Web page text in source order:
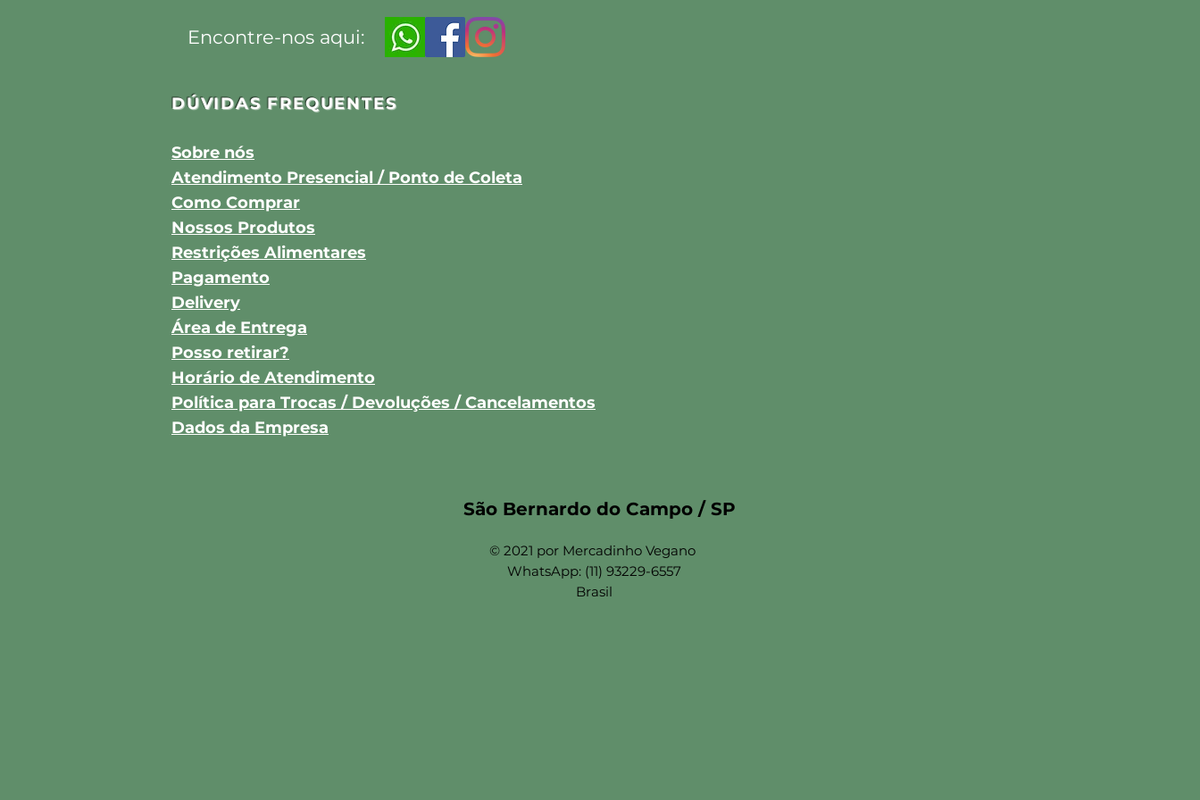
Encontre-nos aqui:
DÚVIDAS FREQUENTES
Sobre nós
Atendimento Presencial / Ponto de Coleta
Como Comprar
Nossos Produtos
Restrições Alimentares
Pagamento
Delivery
Área de Entrega
Posso retirar?
Horário de Atendimento
Política para Trocas / Devoluções / Cancelamentos
Dados da Empresa
São Bernardo do Campo / SP
© 2021 por Mercadinho Vegano
WhatsApp: (11) 93229-6557
Brasil